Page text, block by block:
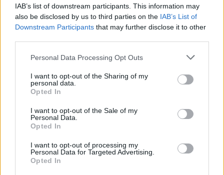
IAB’s list of downstream participants. This information may
also be disclosed by us to third parties on the IAB’s List of
Downstream Participants that may further disclose it to other
Personal Data Processing Opt Outs
I want to opt-out of the Sharing of my
personal data.
Opted In
I want to opt-out of the Sale of my
Personal Data.
Opted In
I want to opt-out of processing my
Personal Data for Targeted Advertising.
Opted In